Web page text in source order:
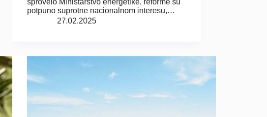
sprovelo Ministarstvo energetike, reforme su
potpuno suprotne nacionalnom interesu,…
27.02.2025